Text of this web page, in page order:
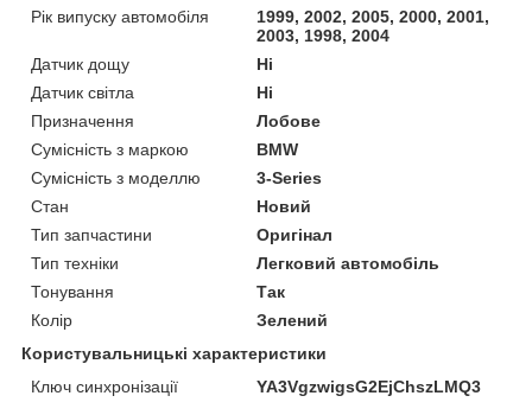
Рік випуску автомобіля
1999, 2002, 2005, 2000, 2001,
2003, 1998, 2004
Датчик дощу
Ні
Датчик світла
Ні
Призначення
Лобове
Сумісність з маркою
BMW
Сумісність з моделлю
3-Series
Стан
Новий
Тип запчастини
Оригінал
Тип техніки
Легковий автомобіль
Тонування
Так
Колір
Зелений
Користувальницькі характеристики
Ключ синхронізації
YA3VgzwigsG2EjChszLMQ3